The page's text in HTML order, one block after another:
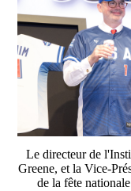
Le directeur de
Greene, et la Vice-
de la fête